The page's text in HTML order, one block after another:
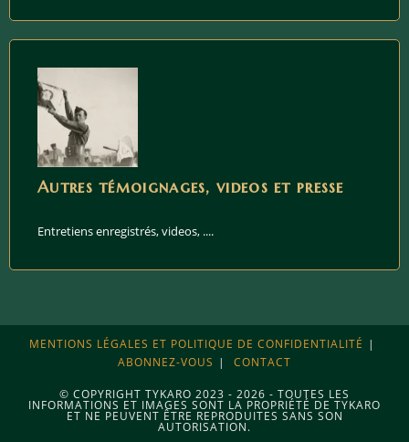
Autres témoignages, videos et presse
Entretiens enregistrés, videos, ....
MENTIONS LÉGALES ET POLITIQUE DE CONFIDENTIALITÉ
ABONNEZ-VOUS
CONTACT
© COPYRIGHT TYKARO 2023 - 2026 - TOUTES LES
INFORMATIONS ET IMAGES SONT LA PROPRIÉTÉ DE TYKARO
ET NE PEUVENT ÊTRE REPRODUITES SANS SON
AUTORISATION.